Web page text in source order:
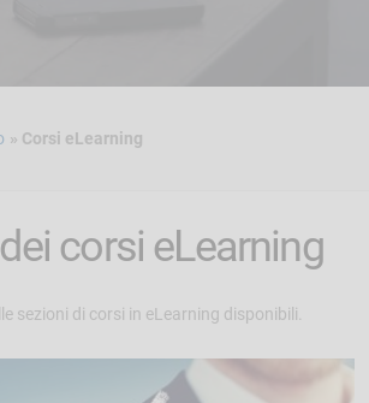
Corsi eLearning
corsi eLearning
sezioni di corsi in eLearning disponibili.